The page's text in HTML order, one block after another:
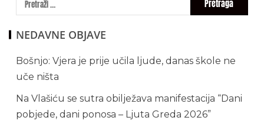
NEDAVNE OBJAVE
Bošnjo: Vjera je prije učila ljude, danas škole ne
uče ništa
Na Vlašiću se sutra obilježava manifestacija “Dani
pobjede, dani ponosa – Ljuta Greda 2026”